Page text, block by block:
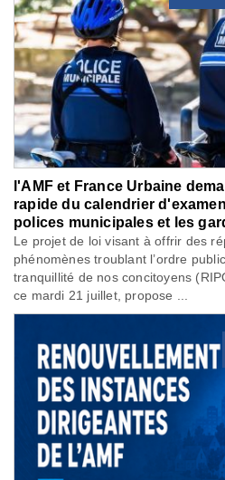
l'AMF et France Urbaine
rapide du calendrier
polices municipales et les
Le projet de loi visant à offrir des
phénomènes troublant l’ordre
tranquillité de nos concitoyens
ce mardi 21 juillet, propose ...